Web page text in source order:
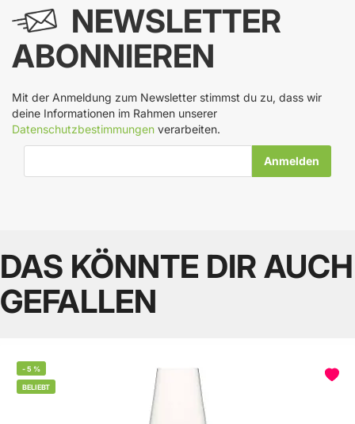
NEWSLETTER
ABONNIEREN
Mit der Anmeldung zum Newsletter stimmst du zu, dass wir
deine Informationen im Rahmen unserer
Datenschutzbestimmungen verarbeiten.
DAS KÖNNTE DIR AUCH
GEFALLEN
-5 %
BELIEBT